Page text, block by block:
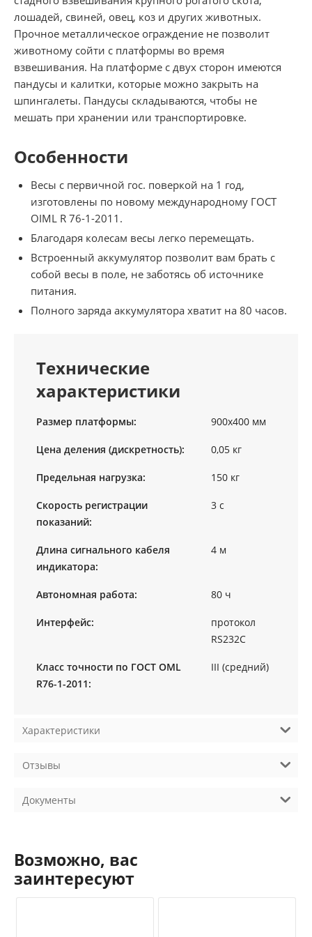
лошадей, свиней, овец, коз и других животных.
Прочное металлическое ограждение не позволит
животному сойти с платформы во время
взвешивания. На платформе с двух сторон имеются
пандусы и калитки, которые можно закрыть на
шпингалеты. Пандусы складываются, чтобы не
мешать при хранении или транспортировке.
Особенности
Весы с первичной гос. поверкой на 1 год,
изготовлены по новому международному ГОСТ
OIML R 76-1-2011.
Благодаря колесам весы легко перемещать.
Встроенный аккумулятор позволит вам брать с
собой весы в поле, не заботясь об источнике
питания.
Полного заряда аккумулятора хватит на 80 часов.
Технические
характеристики
Размер платформы: 900х400 мм
Цена деления (дискретность): 0,05 кг
Предельная нагрузка: 150 кг
Скорость регистрации
показаний:
3 с
Длина сигнального кабеля
индикатора:
4 м
Автономная работа: 80 ч
Интерфейс:
протокол
RS232C
Класс точности по ГОСТ OML
R76-1-2011:
III (средний)
Характеристики
Отзывы
Документы
Возможно, вас
заинтересуют